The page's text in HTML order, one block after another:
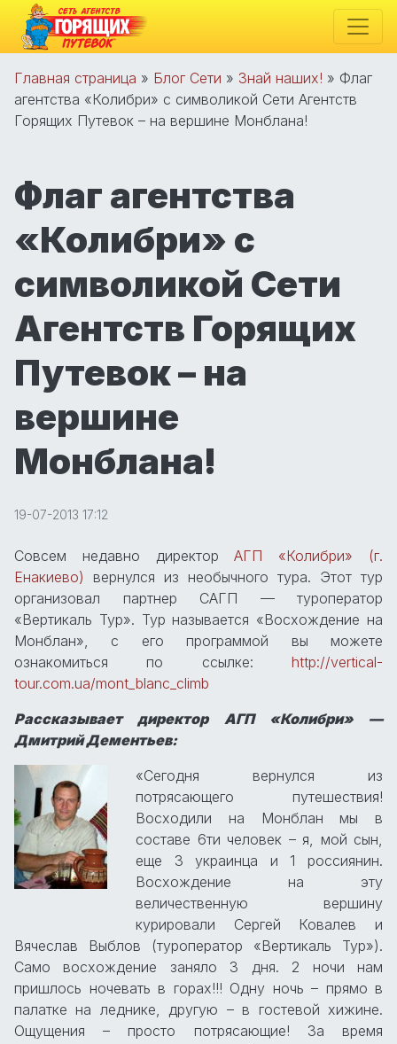
Главная страница » Блог Сети » Знай наших! » Флаг
агентства «Колибри» с символикой Сети Агентств
Горящих Путевок – на вершине Монблана!
Флаг агентства
«Колибри» с
символикой Сети
Агентств Горящих
Путевок – на
вершине
Монблана!
19-07-2013 17:12
Совсем недавно директорАГП «Колибри» (г.
Енакиево) вернулся из необычного тура. Этот тур
организовал партнер САГП — туроператор
«Вертикаль Тур». Тур называется «Восхождение на
Монблан», с его программой вы можете
ознакомиться по ссылке: http://vertical-
tour.com.ua/mont_blanc_climb
Рассказывает директор АГП «Колибри» —
Дмитрий Дементьев:
«Сегодня вернулся из
потрясающего путешествия!
Восходили на Монблан мы в
составе 6ти человек – я, мой сын,
еще 3 украинца и 1 россиянин.
Восхождение на эту
величественную вершину
курировали Сергей Ковалев и
Вячеслав Выблов (туроператор «Вертикаль Тур»).
Само восхождение заняло 3 дня. 2 ночи нам
пришлось ночевать в горах!!! Одну ночь – прямо в
палатке на леднике, другую – в гостевой хижине.
Ощущения – просто потрясающие! За время